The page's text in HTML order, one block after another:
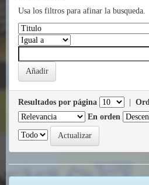
Usa los filtros para afinar la busqueda.
Resultados por página
En orden